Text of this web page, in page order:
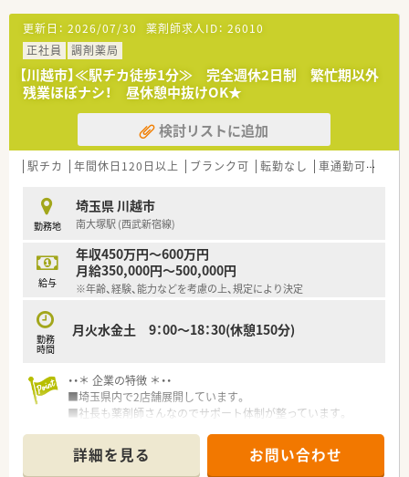
薬局”を目指しています。
会社として仕事と家庭の両立を支援しており、埼玉県の【多様な
働き方実践企業】として認定を受けております。
育児時短勤務制度や奨学金返済サポートなど働く従業員を応援
する制度が整っています！
年に数回実施される全体研修や、店舗研修・外部研修など、薬剤
師の成長を支援する研修制度が整っています！
成長実感のための「フォローアップ研修」や指導者育成のための
「OJTトレーナー研修」、
せた研修制度がございます♪
E-ラーニング研修費用補助に加え、外部講習会への参加・薬剤師
です！
長期就業を目指している方には薬剤師としての成長ができる環
境をご用意しています。
更新日： 2026/07/30 薬剤師求人ID： 26010
正社員
調剤薬局
【川越市】≪駅チカ徒歩1分≫ 完全週休2日制 繁忙期以外
残業ほぼナシ！ 昼休憩中抜けOK★
検討リストに追加
駅チカ 年間休日120日以上 ブランク可 転勤なし 車通勤可
勤務地
埼玉県 川越市
南大塚駅 (西武新宿線)
給与
年収450万円～600万円
月給350,000円～500,000円
※年齢、経験、能力などを考慮の上、規定により決定
勤務
時間
月火水金土 9：00～18：30(休憩150分)
・・＊ 企業の特徴 ＊・・
■埼玉県内で2店舗展開しています。
■社長も薬剤師さんなのでサポート体制が整っています。
詳細を見る お問い合わせ